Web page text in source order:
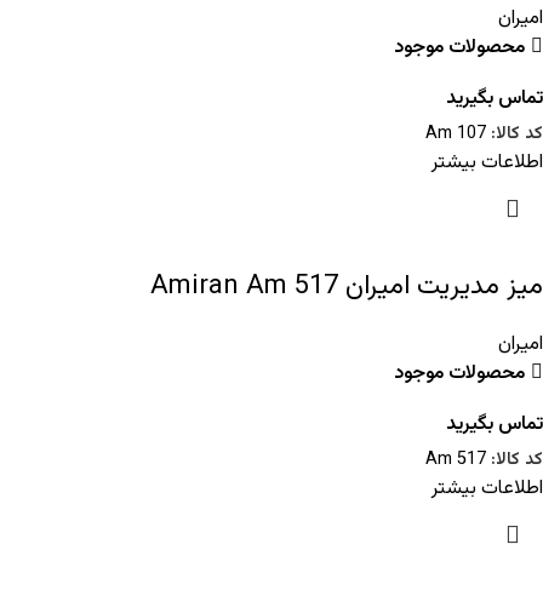
امیران
محصولات موجود
تماس بگیرید
کد کالا: Am 107
اطلاعات بیشتر
میز مدیریت امیران Amiran Am 517
امیران
محصولات موجود
تماس بگیرید
کد کالا: Am 517
اطلاعات بیشتر